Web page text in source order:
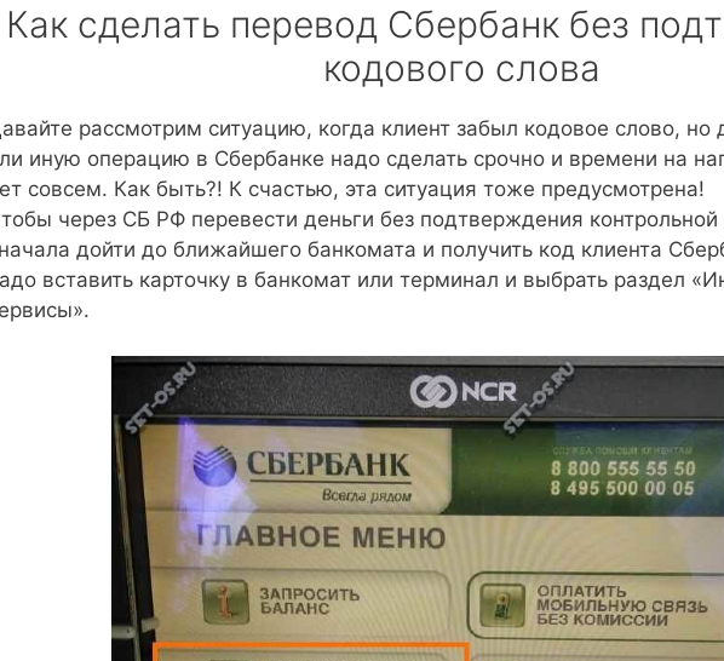
Как сделать перевод Сбербанк без
кодового слова
рассмотрим ситуацию, когда клиент забыл кодовое слово,
иную операцию в Сбербанке надо сделать срочно и времени на
совсем. Как быть?! К счастью, эта ситуация тоже предусмотрена!
через СБ РФ перевести деньги без подтверждения
дойти до ближайшего банкомата и получить код клиента
вставить карточку в банкомат или терминал и выбрать раздел